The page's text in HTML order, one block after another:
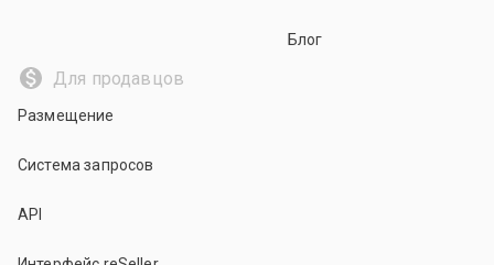
Блог
Для продавцов
Размещение
Система запросов
API